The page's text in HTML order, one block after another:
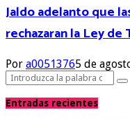
Jaldo adelanto que
rechazaran la Ley de
Por a00513765 de
Search
for:
Entradas recientes